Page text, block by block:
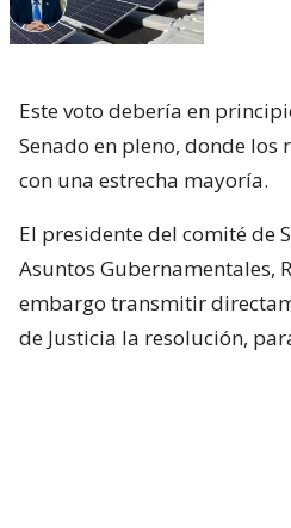
Este voto debería en
Senado en pleno, donde
con una estrecha mayoría.
El presidente del comité de
Asuntos Gubernamentales,
embargo transmitir
de Justicia la resolución,